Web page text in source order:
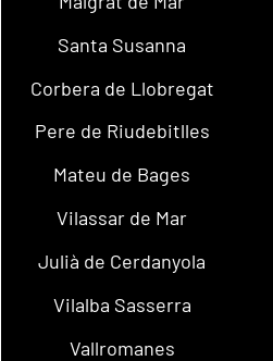
Santa Susanna
Corbera de Llobregat
Pere de Riudebitlles
Mateu de Bages
Vilassar de Mar
Julià de Cerdanyola
Vilalba Sasserra
Vallromanes